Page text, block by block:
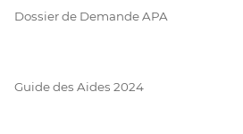
Dossier de Demande APA
Guide des Aides 2024